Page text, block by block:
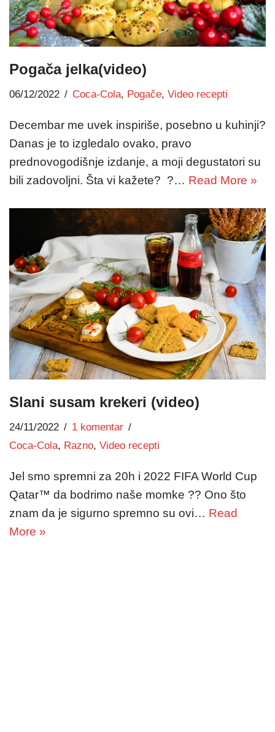
Pogača jelka(video)
06/12/2022 Coca-Cola, Pogače, Video recepti
Decembar me uvek inspiriše, posebno u kuhinji?
Danas je to izgledalo ovako, pravo
prednovogodišnje izdanje, a moji degustatori su
bili zadovoljni. Šta vi kažete? ?… Read More »
Slani susam krekeri (video)
24/11/2022
1 komentar
Coca-Cola, Razno, Video recepti
Jel smo spremni za 20h i 2022 FIFA World Cup
Qatar™ da bodrimo naše momke ?? Ono što
znam da je sigurno spremno su ovi… Read
More »